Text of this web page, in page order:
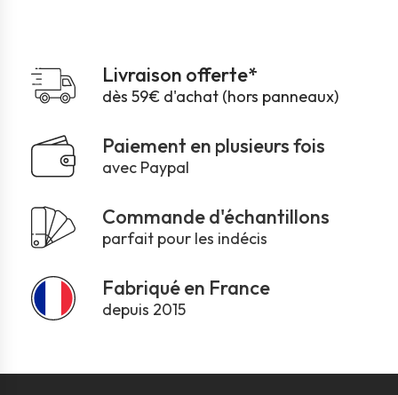
Livraison offerte*
dès 59€ d'achat (hors panneaux)
Paiement en plusieurs fois
avec Paypal
Commande d'échantillons
parfait pour les indécis
Fabriqué en France
depuis 2015